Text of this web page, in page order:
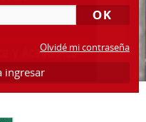
Olvidé mi contraseña
ingresar